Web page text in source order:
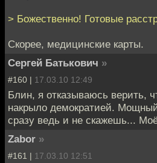
> Божественно! Готовые
Скорее, медицинские карты.
Сергей Батькович »
#160 | 17.03.10 12:49
Блин, я отказываюсь верить,
накрыло демократией.
сразу ведь и не скажешь...
Zabor »
#161 | 17.03.10 12:51